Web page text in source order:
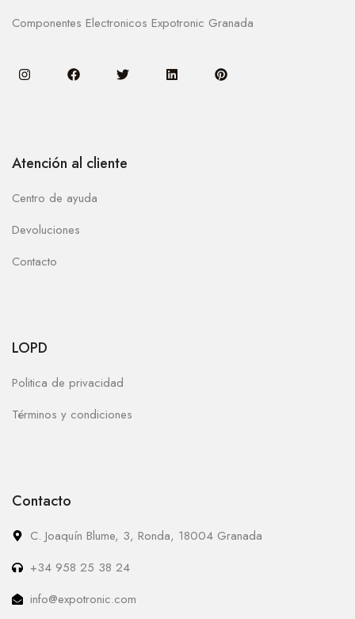
Componentes Electronicos Expotronic Granada
Atención al cliente
Centro de ayuda
Devoluciones
Contacto
LOPD
Politica de privacidad
Términos y condiciones
Contacto
C. Joaquín Blume, 3, Ronda, 18004 Granada
+34 958 25 38 24
info@expotronic.com